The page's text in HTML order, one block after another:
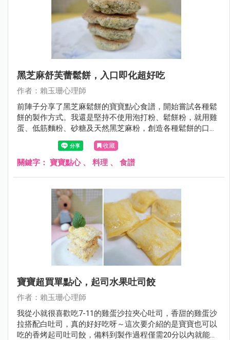
黑芝麻舒芙蕾鬆餅，入口即化超好吃
作者：賴玉珊心理師
前陣子分享了黑芝麻鬆餅的寶寶點心食譜，開始嘗試各種鬆
餅的製作方式。我還是堅持不使用泡打粉、鬆餅粉，就用雞
蛋、低筋麵粉、砂糖及天然黑芝麻粉，創造各種鬆餅的口
感。今天介紹的黑芝麻舒芙蕾鬆餅，去除繁瑣的步驟，從備
料到完成鬆餅只需20分鐘以內，一樣能創造出入口即化的鬆
軟舒芙蕾鬆餅。
收藏
關鍵字： 寶寶點心、 料理 、 食譜
寶寶超買單點心，起司水果吐司餃
作者：賴玉珊心理師
我從小就很喜歡吃7-11的雞蛋沙拉夾心吐司，香甜的雞蛋沙
拉搭配白吐司，真的好好吃呀～這次要介紹的是寶寶也可以
吃的香烤起司吐司餃，備料到製作過程僅需20分以內就能完